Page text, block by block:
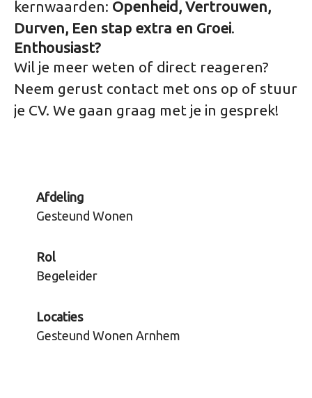
kernwaarden: Openheid, Vertrouwen,
Durven, Een stap extra en Groei.
Enthousiast?
Wil je meer weten of direct reageren?
Neem gerust contact met ons op of stuur
je CV. We gaan graag met je in gesprek!
Afdeling
Gesteund Wonen
Rol
Begeleider
Locaties
Gesteund Wonen Arnhem